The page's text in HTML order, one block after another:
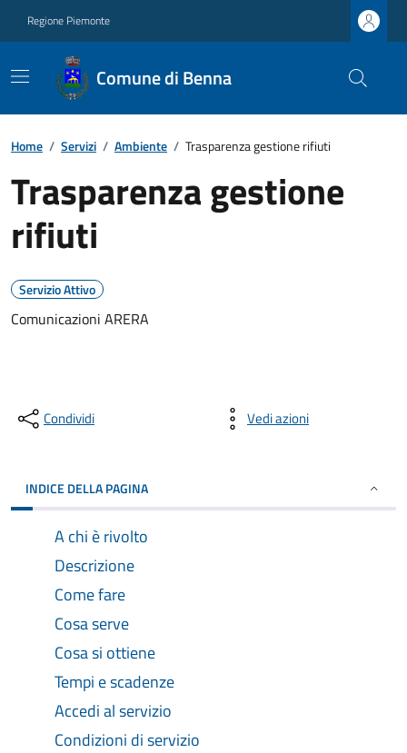
Regione Piemonte
Comune di Benna
Home / Servizi / Ambiente / Trasparenza gestione rifiuti
Trasparenza gestione
rifiuti
Servizio Attivo
Comunicazioni ARERA
Condividi Vedi azioni
INDICE DELLA PAGINA
A chi è rivolto
Descrizione
Come fare
Cosa serve
Cosa si ottiene
Tempi e scadenze
Accedi al servizio
Condizioni di servizio